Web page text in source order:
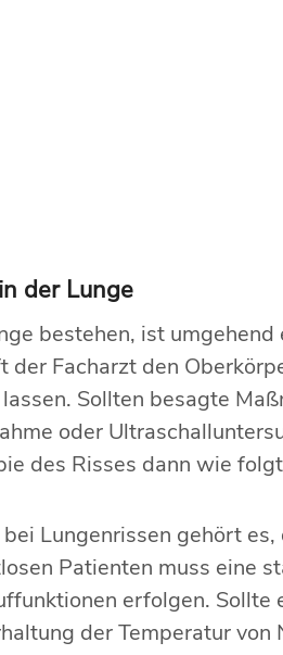
der Lunge
bestehen, ist umgehend
Facharzt den
Sollten besagte
oder
des Risses dann wie
Lungenrissen gehört
Patienten muss eine
erfolgen. Sollte
der Temperatur von